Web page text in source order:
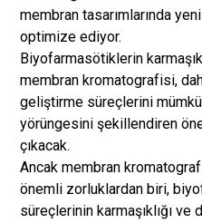
membran tasarımlarında
optimize ediyor.
Biyofarmasötiklerin
membran kromatografisi,
geliştirme süreçlerini
yörüngesini şekillendiren
çıkacak.
Ancak membran
önemli zorluklardan biri,
süreçlerinin karmaşıklığı